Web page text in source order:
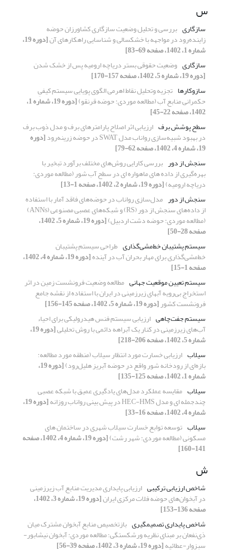
س
سازگاری بررسی و تحلیل وضعیت سازگاری کشاورزان حوضه
زاینده‌رود در مواجهه با خشکسالی و شناسایی راهکارهای آن [دوره 19،
شماره 1، 1402، صفحه 69-83]
سازگاری وضعیت حقوقی بستر دریاچه ارومیه پس از خشک شدن
[دوره 19، شماره 5، 1402، صفحه 157-170]
سازوکارها تجزیه وتحلیل نقاط اهرمی الگوی پویایی سیستم کیفیِ
حکمرانی منابع آب (مطالعه موردی: حوضه قرنقو) [دوره 19، شماره 1،
1402، صفحه 22-45]
سطح پوشش برف ارزیابی اثر اصلاح پارامترهای برف و مدل ذوب برف
در بهبود شبیه‌سازی رواناب مدل SWAT در حوضه زرینه‌رود [دوره
19، شماره 4، 1402، صفحه 62-79]
سنجش از دور بررسی کارایی روش‌های مختلف برآورد تبخیر با
بهره‌گیری از داده های ماهواره ای در سطح آب شور (مطالعه موردی:
دریاچه ارومیه)[دوره 19، شماره 2، 1402، صفحه 1-13]
سنجش از دور مدل‌سازی رواناب در حوضه‌های فاقد آمار با استفاده
از داده‌های سنجش از دور (RS) و شبکه‌های عصبی مصنوعی (ANNs)
(مطالعه موردی: حوضه دشت اردبیل) [دوره 19، شماره 5، 1402،
صفحه 28-50]
سیستم پشتیبان خط‌مشی‌گذاری طراحی سیستم پشتیبان
خط‌مشی‌گذاری برای مهار بحران آب در آینده [دوره 19، شماره 4، 1402،
صفحه 1-15]
سیستم تعیین موقعیت جهانی مطالعه وضعیت فرونشست زمین در اثر
استخراج بی‌رویه آبهای زیرزمینی در ایران با استفاده از نقشه جامع
فرونشست کشور[دوره 19، شماره 5، 1402، صفحه 145-156]
سیستم جفت‌چاهی ارزیابی سیستم فنس هیدرولیکی برای احیاء
آب‌های زیرزمینی در کنار یک آبراهه دائمی با روش تحلیلی [دوره 19،
شماره 5، 1402، صفحه 206-218]
سیلاب ارزیابی خسارت مورد انتظار سیلاب‌ (منطقه مورد مطالعه:
بازه‌ای از رودخانه شور واقع در حوضه آبریز هلیل‌رود) [دوره 19،
شماره 1، 1402، صفحه 125-135]
سیلاب مقایسه عملکرد مدل‌های یادگیری عمیق با شبکه عصبی
چند‌جمله ای و مدل HEC-HMS در پیش‎ بینی رواناب روزانه [دوره 19،
شماره 4، 1402، صفحه 16-33]
سیلاب توسعه توابع خسارت‌ سیلاب شهری در ساختمان های
مسکونی (مطالعه موردی: شهر رشت) [دوره 19، شماره 4، 1402، صفحه
141-160]
ش
شاخص ارزیابی ترکیبی ارزیابی پایداری مدیریت منابع آب زیرزمینی
در آبخوان‌های حوضه فلات مرکزی ایران [دوره 19، شماره 3، 1402،
صفحه 136-153]
شاخص پایداری تصمیم‎گیری
بازتخصیص منابع آبخوان مشترک میان
ذی‌نفعان بر مبنای نظریه ورشکستگی؛ مطالعه موردی: آبخوان نیشابور-
سبزوار-عطائیه[دوره 19، شماره 3، 1402، صفحه 39-56]